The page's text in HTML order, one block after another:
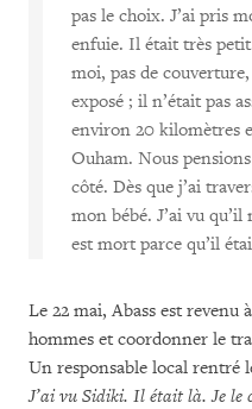
pas le choix. J’ai pris
enfuie. Il était très
moi, pas de
exposé ; il n’était pas
environ 20 kilomètres
Ouham. Nous
côté. Dès que j’ai
mon bébé. J’ai vu
est mort parce qu’il
Le 22 mai, Abass est revenu
hommes et coordonner le
Un responsable local rentré
J’ai vu Sidiki. Il était là. Je le